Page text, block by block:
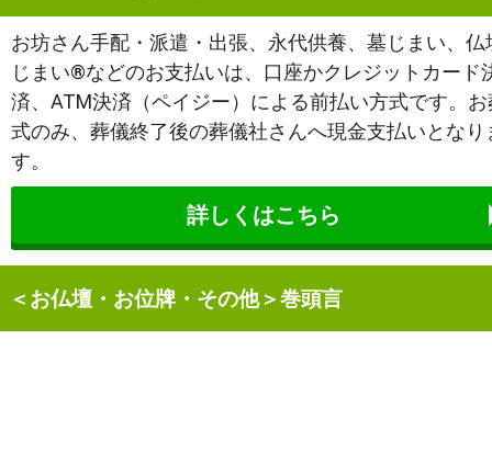
お坊さん手配・派遣・出張、永代供養、墓じまい、仏
じまい®などのお支払いは、口座かクレジットカード
済、ATM決済（ペイジー）による前払い方式です。
式のみ、葬儀終了後の葬儀社さんへ現金支払いとなり
す。
詳しくはこちら
＜お仏壇・お位牌・その他＞巻頭言